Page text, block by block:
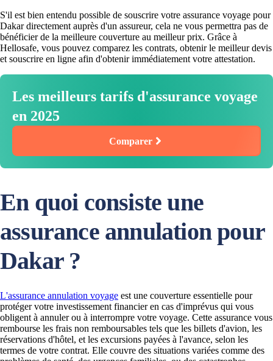
S'il est bien entendu possible de souscrire votre assurance voyage pour
Dakar directement auprès d'un assureur, cela ne vous permettra pas de
bénéficier de la meilleure couverture au meilleur prix. Grâce à
Hellosafe, vous pouvez comparez les contrats, obtenir le meilleur devis
et souscrire en ligne afin d'obtenir immédiatement votre attestation.
Les meilleurs tarifs d'assurance voyage
en 2025
Comparer
En quoi consiste une
assurance annulation pour
Dakar ?
L'assurance annulation voyage est une couverture essentielle pour
protéger votre investissement financier en cas d'imprévus qui vous
obligent à annuler ou à interrompre votre voyage. Cette assurance vous
rembourse les frais non remboursables tels que les billets d'avion, les
réservations d'hôtel, et les excursions payées à l'avance, selon les
termes de votre contrat. Elle couvre des situations variées comme des